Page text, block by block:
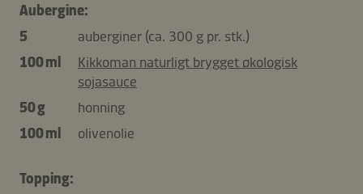
Aubergine:
5
auberginer (ca. 300 g pr. stk.)
100 ml
Kikkoman naturligt brygget økologisk
sojasauce
50 g
honning
100 ml
olivenolie
Topping: